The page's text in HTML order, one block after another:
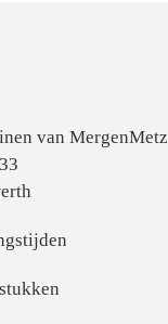
van MergenMetz